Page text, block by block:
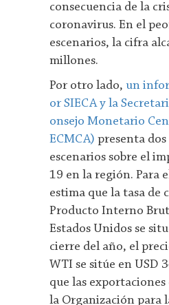
consecuencia de la
coronavirus. En el
escenarios, la cifra
millones.
Por otro lado, un
or SIECA y la
onsejo Monetario
ECMCA) presenta dos
escenarios sobre el
19 en la región. Para
estima que la tasa de
Producto Interno
Estados Unidos se
cierre del año, el
WTI se sitúe en USD
que las exportaciones
la Organización para